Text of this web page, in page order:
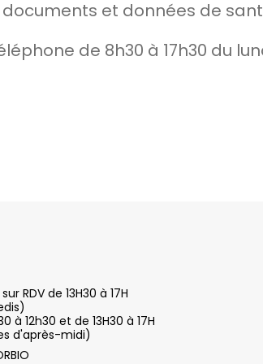
et données de
de 8h30 à 17h30 du
RDV de 13H30 à 17H
12h30 et de 13H30 à 17H
d'après-midi)